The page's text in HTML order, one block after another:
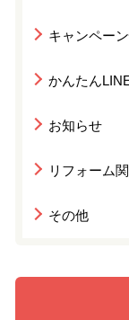
キャンペー
かんたん
お知らせ
リフォーム
その他